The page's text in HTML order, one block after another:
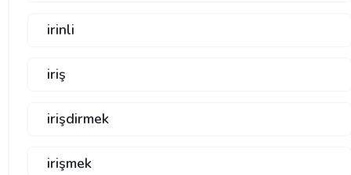
irinli
iriş
irişdirmek
irişmek